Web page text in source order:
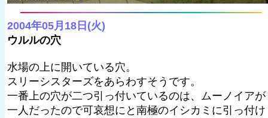
2004年05月18日(火)
ウルルの穴
水場の上に開いている穴。
スリーシスターズをあらわすそうです。
一番上の穴が二つ引っ付いているのは、ムーノイアが
一人だったので可哀想にと南極のイシカミに引っ付け